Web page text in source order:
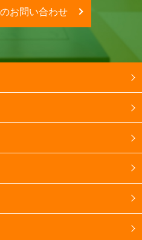
お問い合わせ